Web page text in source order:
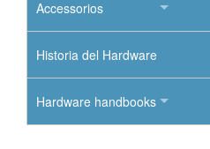
Accessorios
Historia del Hardware
Hardware handbooks